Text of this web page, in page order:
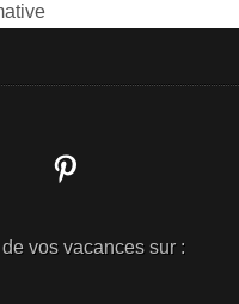
vos vacances sur :